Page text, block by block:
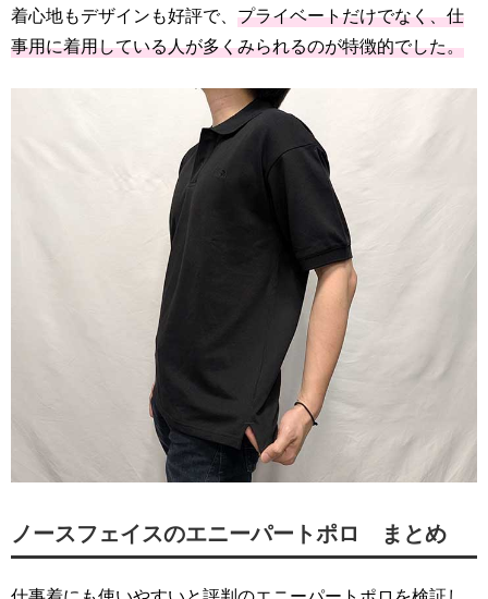
着心地もデザインも好評で、 プライベートだけでなく、仕
事用に着用している人が多くみられるのが特徴的でした。
ノースフェイスのエニーパートポロ まとめ